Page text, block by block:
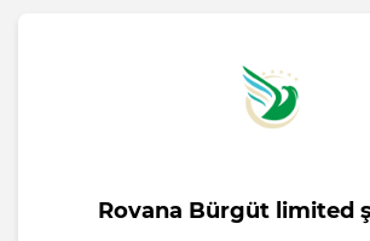
Rovana Bürgüt limited